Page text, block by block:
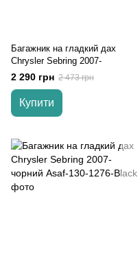
Багажник на гладкий дах
Chrysler Sebring 2007-
2 290 грн 2 473 грн
Купити